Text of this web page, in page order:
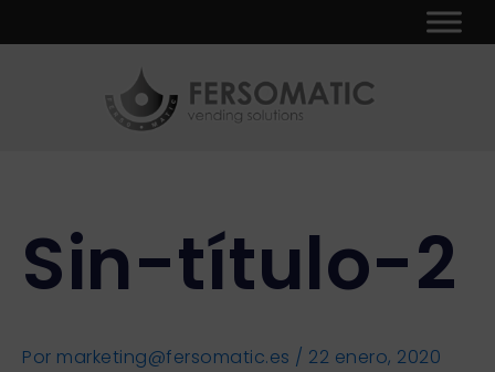
Sin-título-2
Por marketing@fersomatic.es / 22 enero, 2020